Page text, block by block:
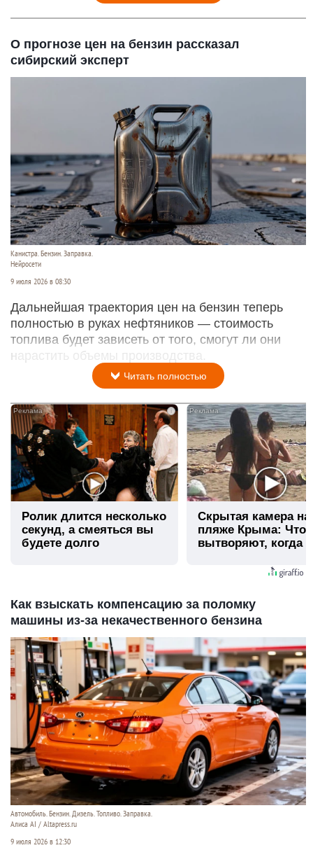
О прогнозе цен на бензин рассказал
сибирский эксперт
Канистра. Бензин. Заправка.
Нейросети
9 июля 2026 в 08:30
Дальнейшая траектория цен на бензин теперь
полностью в руках нефтяников — стоимость
топлива будет зависеть от того, смогут ли они
нарастить объемы производства.
Читать полностью
Ролик длится несколько
секунд, а смеяться вы
будете долго
Скрытая камера на
пляже Крыма: Что
вытворяют, когда
Как взыскать компенсацию за поломку
машины из-за некачественного бензина
Автомобиль. Бензин. Дизель. Топливо. Заправка.
Алиса AI / Altapress.ru
9 июля 2026 в 12:30